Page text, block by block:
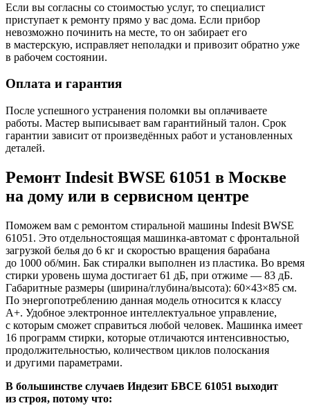
Если вы согласны со стоимостью услуг, то специалист
приступает к ремонту прямо у вас дома. Если прибор
невозможно починить на месте, то он забирает его
в мастерскую, исправляет неполадки и привозит обратно уже
в рабочем состоянии.
Оплата и гарантия
После успешного устранения поломки вы оплачиваете
работы. Мастер выписывает вам гарантийный талон. Срок
гарантии зависит от произведённых работ и установленных
деталей.
Ремонт Indesit BWSE 61051 в Москве
на дому или в сервисном центре
Поможем вам с ремонтом стиральной машины Indesit BWSE
61051. Это отдельностоящая машинка-автомат с фронтальной
загрузкой белья до 6 кг и скоростью вращения барабана
до 1000 об/мин. Бак стиралки выполнен из пластика. Во время
стирки уровень шума достигает 61 дБ, при отжиме — 83 дБ.
Габаритные размеры (ширина/глубина/высота): 60×43×85 см.
По энергопотреблению данная модель относится к классу
A+. Удобное электронное интеллектуальное управление,
с которым сможет справиться любой человек. Машинка имеет
16 программ стирки, которые отличаются интенсивностью,
продолжительностью, количеством циклов полоскания
и другими параметрами.
В большинстве случаев Индезит БВСЕ 61051 выходит
из строя, потому что: